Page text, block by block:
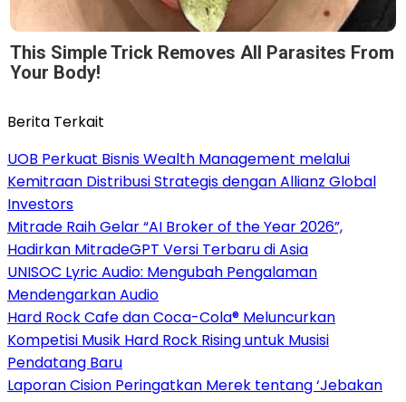
This Simple Trick Removes All Parasites From
Your Body!
Berita Terkait
UOB Perkuat Bisnis Wealth Management melalui
Kemitraan Distribusi Strategis dengan Allianz Global
Investors
Mitrade Raih Gelar “AI Broker of the Year 2026”,
Hadirkan MitradeGPT Versi Terbaru di Asia
UNISOC Lyric Audio: Mengubah Pengalaman
Mendengarkan Audio
Hard Rock Cafe dan Coca-Cola® Meluncurkan
Kompetisi Musik Hard Rock Rising untuk Musisi
Pendatang Baru
Laporan Cision Peringatkan Merek tentang ‘Jebakan